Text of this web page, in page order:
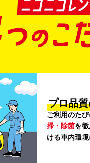
プロ品
ご利用のた
掃・除菌を
ける車内環